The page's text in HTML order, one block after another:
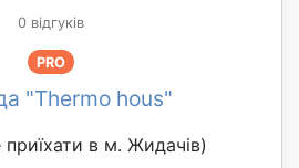
0 відгуків
PRO
"Thermo hous"
в м. Жидачів)